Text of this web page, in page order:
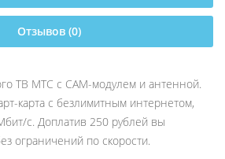
Отзывов (0)
ТВ МТС с CAM-модулем и антенной.
карта с безлимитным интернетом,
с. Доплатив 250 рублей вы
ограничений по скорости.